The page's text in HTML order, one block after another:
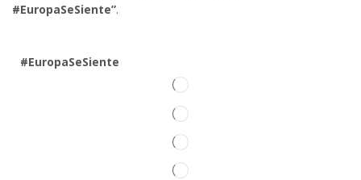
#EuropaSeSiente”.
#EuropaSeSiente